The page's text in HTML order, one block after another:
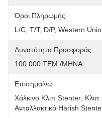
Όροι Πληρωμής:
L/C, T/T, D/P, Western
Δυνατότητα Προσφοράς:
100.000 ΤΕΜ /ΜΗΝΑ
Επισημαίνω:
Χάλκινο Κλιπ Stenter
Ανταλλακτικό Harish